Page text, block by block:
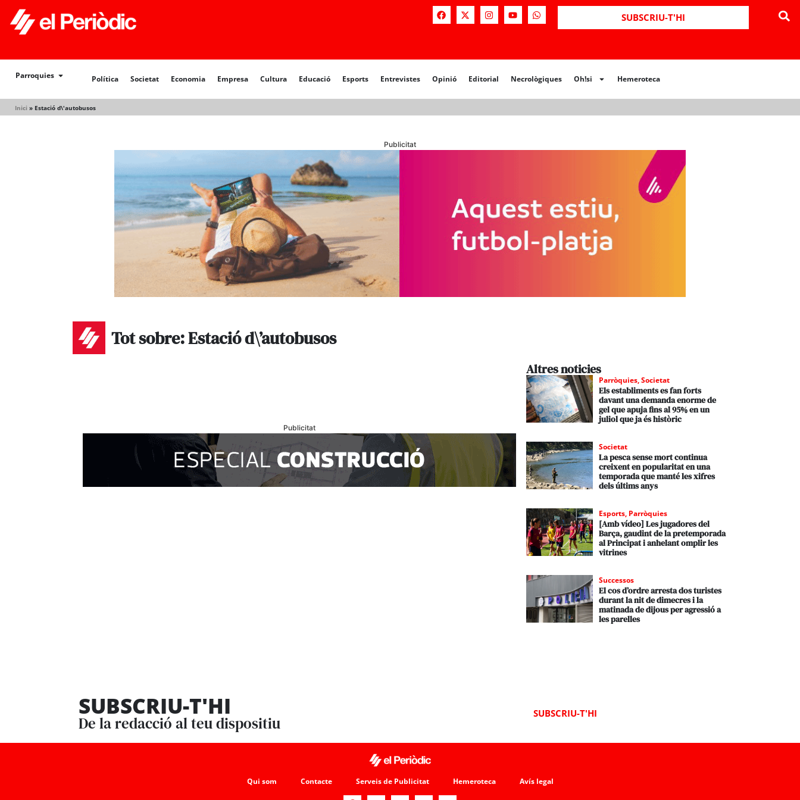
SUBSCRIU-T'HI
Parroquies Política Societat Economia Empresa Cultura Educació Esports Entrevistes Opinió Editorial Necrològiques Oh!si Hemeroteca
Inici » Estació d\'autobusos
Política Societat Opinió Editorial Necrològiques Hemeroteca
Publicitat
Tot sobre: Estació d\’autobusos
Publicitat
Altres noticies
Parròquies,Societat
Els establiments es fan forts
davant una demanda enorme de
gel que apuja fins al 95% en un
juliol que ja és històric
Societat
La pesca sense mort continua
creixent en popularitat en una
temporada que manté les xifres
dels últims anys
Esports, Parròquies
[Amb vídeo] Les jugadores del
Barça, gaudint de la pretemporada
al Principat i anhelant omplir les
vitrines
Successos
El cos d’ordre arresta dos turistes
durant la nit de dimecres i la
matinada de dijous per agressió a
les parelles
SUBSCRIU-T'HI
De la redacció al teu dispositiu
SUBSCRIU-T'HI
Qui som Contacte Serveis de Publicitat Hemeroteca Avís legal